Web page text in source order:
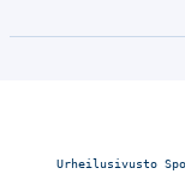
Urheilusivusto